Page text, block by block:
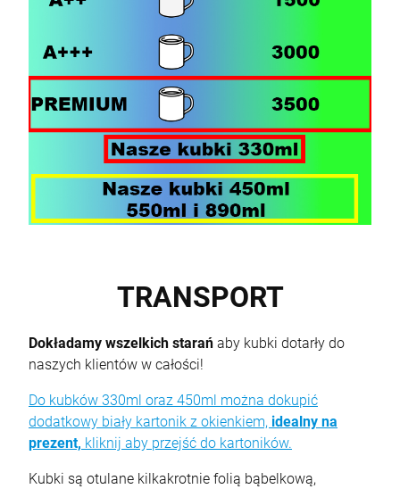
TRANSPORT
Dokładamy wszelkich starań aby kubki dotarły do
naszych klientów w całości!
Do kubków 330ml oraz 450ml można dokupić
dodatkowy biały kartonik z okienkiem, idealny na
prezent, kliknij aby przejść do kartoników.
Kubki są otulane kilkakrotnie folią bąbelkową,